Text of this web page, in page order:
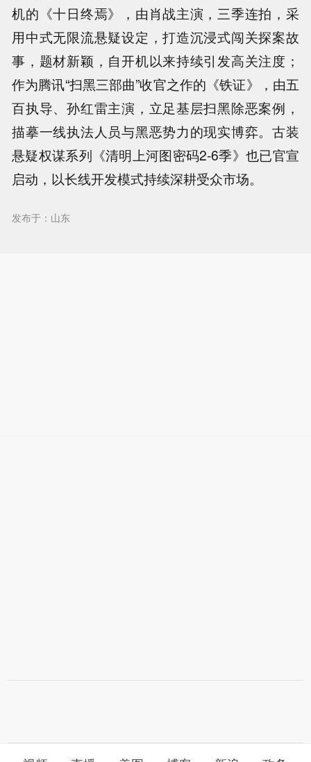
机的《十日终焉》，由肖战主演，三季连拍，采
用中式无限流悬疑设定，打造沉浸式闯关探案故
事，题材新颖，自开机以来持续引发高关注度；
作为腾讯“扫黑三部曲”收官之作的《铁证》，由五
百执导、孙红雷主演，立足基层扫黑除恶案例，
描摹一线执法人员与黑恶势力的现实博弈。古装
悬疑权谋系列《清明上河图密码2-6季》也已官宣
启动，以长线开发模式持续深耕受众市场。
发布于：山东